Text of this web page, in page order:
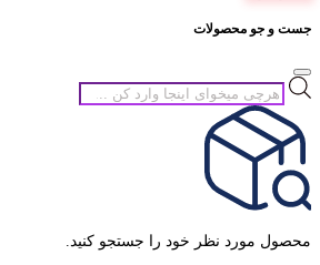
جست و جو محصولات
جستجوی
محصولات
محصول مورد نظر خود را جستجو کنید.